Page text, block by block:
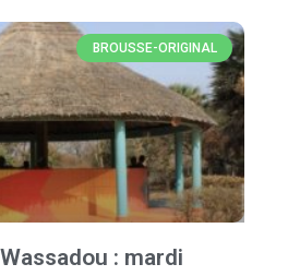
BROUSSE-ORIGINAL
: mardi